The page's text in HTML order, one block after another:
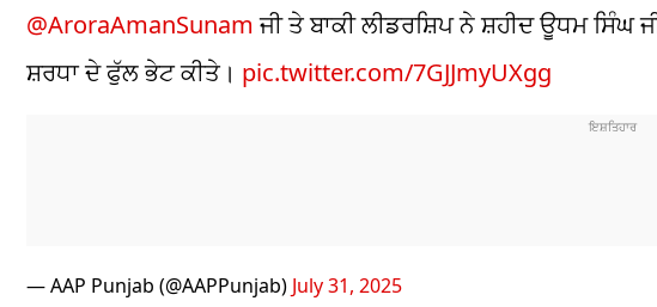
@AroraAmanSunam ਜੀ ਤੇ ਬਾਕੀ ਲੀਡਰਸ਼ਿਪ ਨੇ ਸ਼ਹੀਦ ਊਧਮ ਸਿੰਘ
ਸ਼ਰਧਾ ਦੇ ਫੁੱਲ ਭੇਟ ਕੀਤੇ। pic.twitter.com/7GJJmyUXgg
— AAP Punjab (@AAPPunjab) July 31, 2025